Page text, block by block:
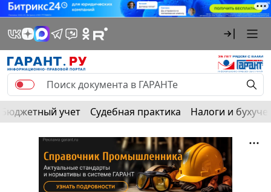
Бюджетный учет Судебная практика Налоги и